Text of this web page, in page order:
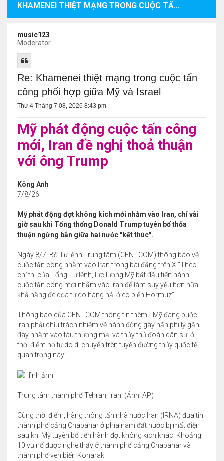
KHAMENEI THIỆT MẠNG TRONG CUỘC TẤN CÔNG PHỐI HỢP GIỮA MỸ VÀ ISRAEL
music123
Moderator
Re: Khamenei thiệt mạng trong cuộc tấn
công phối hợp giữa Mỹ và Israel
Thứ 4 Tháng 7 08, 2026 8:43 pm
Mỹ phát động cuộc tấn công
mới, Iran đề nghị thoả thuận
với ông Trump
Kông Anh
7/8/26
Mỹ phát động đợt không kích mới nhằm vào Iran, chỉ vài
giờ sau khi Tổng thống Donald Trump tuyên bố thỏa
thuận ngừng bắn giữa hai nước "kết thúc".
Ngày 8/7, Bộ Tư lệnh Trung tâm (CENTCOM) thông báo về
cuộc tấn công nhằm vào Iran trong bài đăng trên X:“Theo
chỉ thị của Tổng Tư lệnh, lực lượng Mỹ bắt đầu tiến hành
cuộc tấn công mới nhằm vào Iran để làm suy yếu hơn nữa
khả năng đe dọa tự do hàng hải ở eo biển Hormuz”.
Thông báo của CENTCOM thông tin thêm: “Mỹ đang buộc
Iran phải chịu trách nhiệm về hành động gây hấn phi lý gần
đây nhằm vào tàu thương mại và thủy thủ đoàn dân sự, ở
thời điểm họ tự do di chuyển trên tuyến đường thủy quốc tế
quan trọng này”.
Trung tâm thành phố Tehran, Iran. (Ảnh: AP)
Cùng thời điểm, hãng thông tấn nhà nước Iran (IRNA) đưa tin
thành phố cảng Chabahar ở phía nam đất nước bị mất điện
sau khi Mỹ tuyên bố tiến hành đợt không kích khác. Khoảng
10 vụ nổ được nghe thấy ở thành phố cảng Chabahar và
thành phố ven biển Konarak.